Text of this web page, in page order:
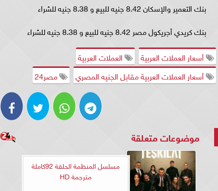
بنك التعمير والإسكان 8.42 جنيه للبيع و 8.38 جنيه للشراء
بنك كريدي أجريكول مصر 8.42 جنيه للبيع و 8.38 جنيه للشراء
أسعار العملات العربية
العملات العربية
أسعار العملات العربية مقابل الجنيه المصري
مصر24
موضوعات متعلقة
مسلسل المنظمة الحلقة 92كاملة
مترجمة HD